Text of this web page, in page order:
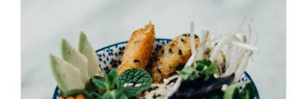
ADD TO CART / DÉTAILS